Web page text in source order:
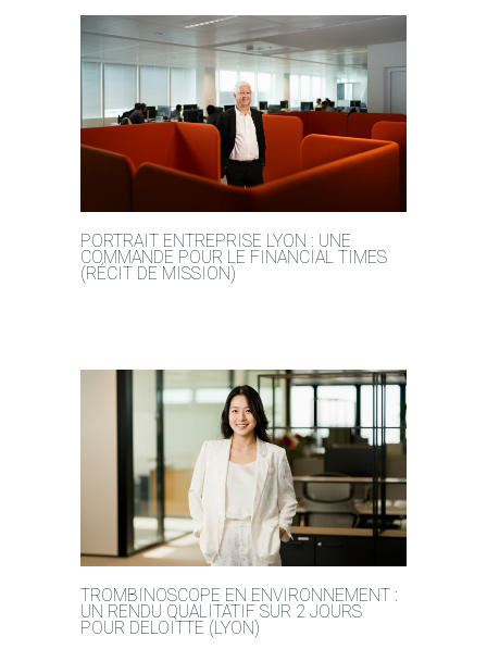
PORTRAIT ENTREPRISE LYON : UNE
COMMANDE POUR LE FINANCIAL TIMES
(RÉCIT DE MISSION)
TROMBINOSCOPE EN ENVIRONNEMENT :
UN RENDU QUALITATIF SUR 2 JOURS
POUR DELOITTE (LYON)